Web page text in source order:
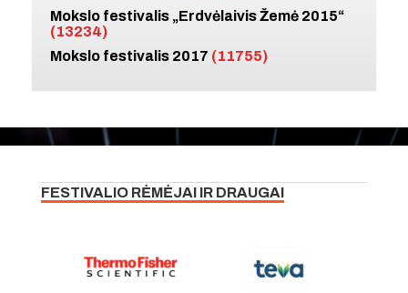
Mokslo festivalis „Erdvėlaivis Žemė 2015“
(13234)
Mokslo festivalis 2017 (11755)
FESTIVALIO RĖMĖJAI IR DRAUGAI